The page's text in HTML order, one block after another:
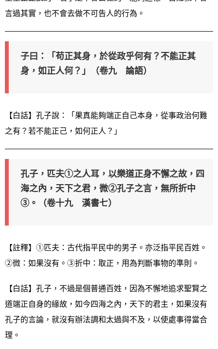
言過其實，也不會去做不可告人的行為。
子曰：「苟正其身，於從政乎何有？不能正其
身，如正人何？」（卷九 論語）
【白話】孔子說：「果真能夠端正自己本身，從事政治何難
之有？若不能正己，如何正人？」
孔子，匹夫①之人耳，以樂道正身不懈之故，四
海之內，天下之君，微②孔子之言，無所折中
③。（卷十九 漢書七）
【註釋】①匹夫：古代指平民中的男子。亦泛指平民百姓。
②微：如果沒有。③折中：取正，用為判斷事物的準則。
【白話】孔子，不過是個普通百姓，因為不懈地追求聖賢之
道端正自身的緣故，如今四海之內，天下的君主，如果沒有
孔子的言論，就沒有辦法調和太過與不及，以使處事得當合
理。